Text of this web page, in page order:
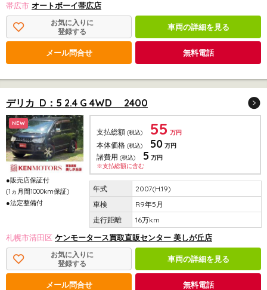
帯広市 オートボーイ帯広店
お気に入りに
登録する
車両の詳細を見る
メール問合せ 無料電話
デリカ D：5 2.4 G 4WD 2400
NEW
●販売店保証付
(1ヵ月間1000km保証)
●法定整備付
支払総額 (税込) 55 万円
本体価格 (税込) 50 万円
諸費用 (税込) 5 万円
※支払総額に含む
2007(H.19)
R9年5月
16万km
札幌市清田区 ケンモータース買取直販センター 美しが丘店
お気に入りに
登録する
車両の詳細を見る
メール問合せ 無料電話